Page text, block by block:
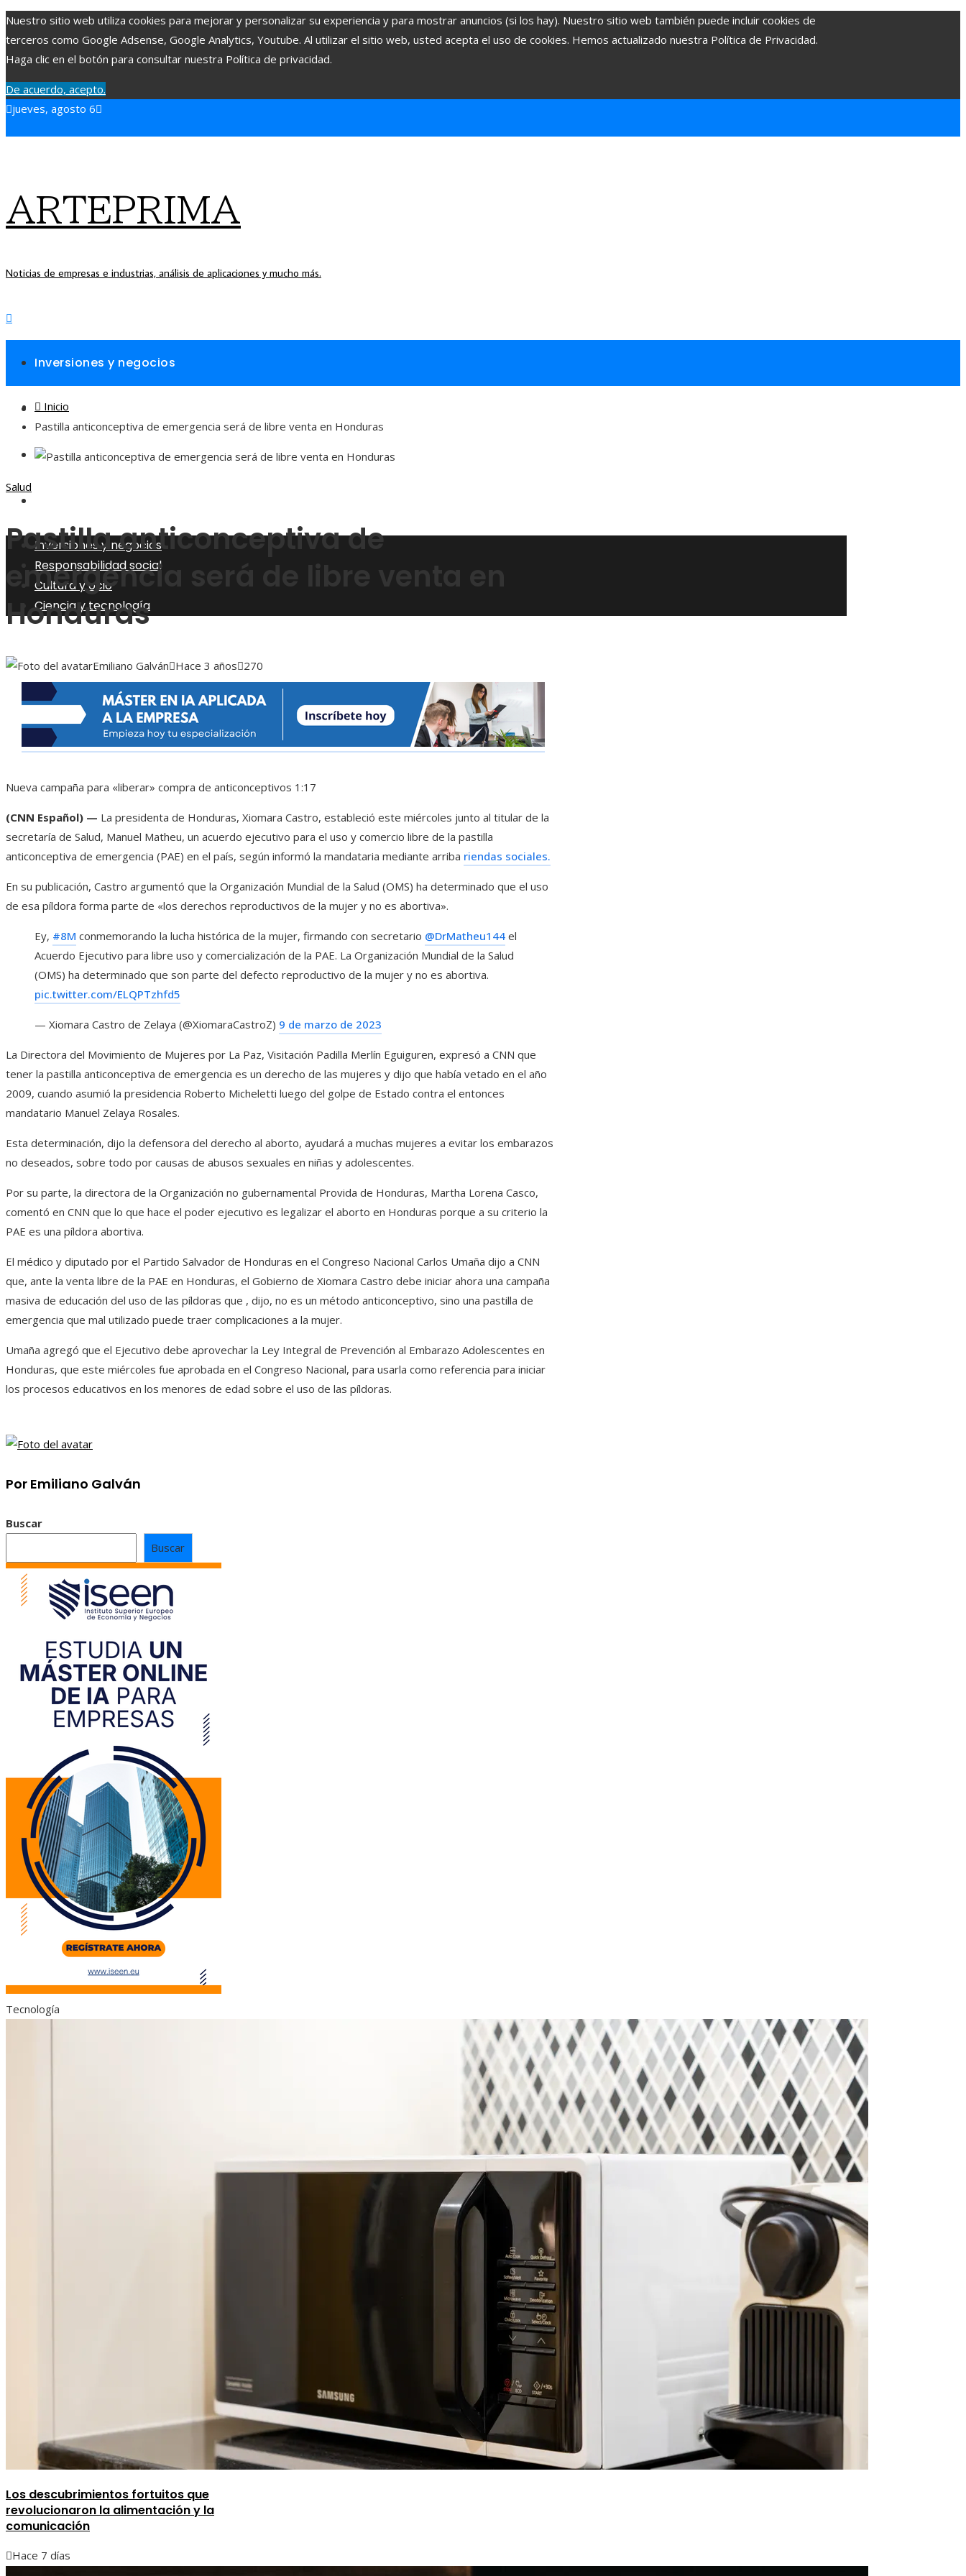
Nuestro sitio web utiliza cookies para mejorar y personalizar su experiencia y para mostrar anuncios (si los hay). Nuestro sitio web también puede incluir cookies de
terceros como Google Adsense, Google Analytics, Youtube. Al utilizar el sitio web, usted acepta el uso de cookies. Hemos actualizado nuestra Política de Privacidad.
Haga clic en el botón para consultar nuestra Política de privacidad.
De acuerdo, acepto.
jueves, agosto 6
ARTEPRIMA
Noticias de empresas e industrias, análisis de aplicaciones y mucho más.
Inversiones y negocios
Responsabilidad social
Cultura y ocio
Inversiones y negocios
Responsabilidad social
Cultura y ocio
Ciencia y tecnología
Inicio
Pastilla anticonceptiva de emergencia será de libre venta en Honduras
Salud
Pastilla anticonceptiva de
emergencia será de libre venta en
Honduras
Emiliano Galván Hace 3 años 270
Nueva campaña para «liberar» compra de anticonceptivos 1:17
(CNN Español) — La presidenta de Honduras, Xiomara Castro, estableció este miércoles junto al titular de la
secretaría de Salud, Manuel Matheu, un acuerdo ejecutivo para el uso y comercio libre de la pastilla
anticonceptiva de emergencia (PAE) en el país, según informó la mandataria mediante arriba riendas sociales.
En su publicación, Castro argumentó que la Organización Mundial de la Salud (OMS) ha determinado que el uso
de esa píldora forma parte de «los derechos reproductivos de la mujer y no es abortiva».
Ey, #8M conmemorando la lucha histórica de la mujer, firmando con secretario @DrMatheu144 el
Acuerdo Ejecutivo para libre uso y comercialización de la PAE. La Organización Mundial de la Salud
(OMS) ha determinado que son parte del defecto reproductivo de la mujer y no es abortiva.
pic.twitter.com/ELQPTzhfd5
— Xiomara Castro de Zelaya (@XiomaraCastroZ) 9 de marzo de 2023
La Directora del Movimiento de Mujeres por La Paz, Visitación Padilla Merlín Eguiguren, expresó a CNN que
tener la pastilla anticonceptiva de emergencia es un derecho de las mujeres y dijo que había vetado en el año
2009, cuando asumió la presidencia Roberto Micheletti luego del golpe de Estado contra el entonces
mandatario Manuel Zelaya Rosales.
Esta determinación, dijo la defensora del derecho al aborto, ayudará a muchas mujeres a evitar los embarazos
no deseados, sobre todo por causas de abusos sexuales en niñas y adolescentes.
Por su parte, la directora de la Organización no gubernamental Provida de Honduras, Martha Lorena Casco,
comentó en CNN que lo que hace el poder ejecutivo es legalizar el aborto en Honduras porque a su criterio la
PAE es una píldora abortiva.
El médico y diputado por el Partido Salvador de Honduras en el Congreso Nacional Carlos Umaña dijo a CNN
que, ante la venta libre de la PAE en Honduras, el Gobierno de Xiomara Castro debe iniciar ahora una campaña
masiva de educación del uso de las píldoras que , dijo, no es un método anticonceptivo, sino una pastilla de
emergencia que mal utilizado puede traer complicaciones a la mujer.
Umaña agregó que el Ejecutivo debe aprovechar la Ley Integral de Prevención al Embarazo Adolescentes en
Honduras, que este miércoles fue aprobada en el Congreso Nacional, para usarla como referencia para iniciar
los procesos educativos en los menores de edad sobre el uso de las píldoras.
Por Emiliano Galván
Buscar
Buscar
Tecnología
Los descubrimientos fortuitos que
revolucionaron la alimentación y la
comunicación
Hace 7 días